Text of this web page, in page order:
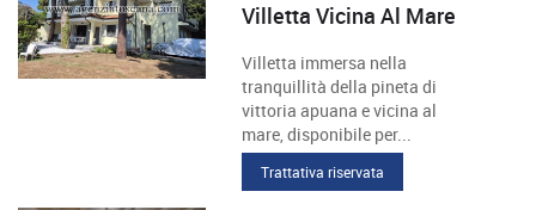
Villetta Vicina Al Mare
Villetta immersa nella
tranquillità della pineta di
vittoria apuana e vicina al
mare, disponibile per...
Trattativa riservata